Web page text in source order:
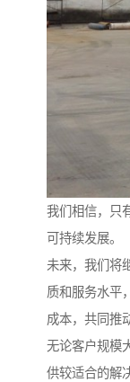
我们相信，只
可持续发展。
未来，我们将
质和服务水平
成本，共同推
无论客户规模
供较适合的解